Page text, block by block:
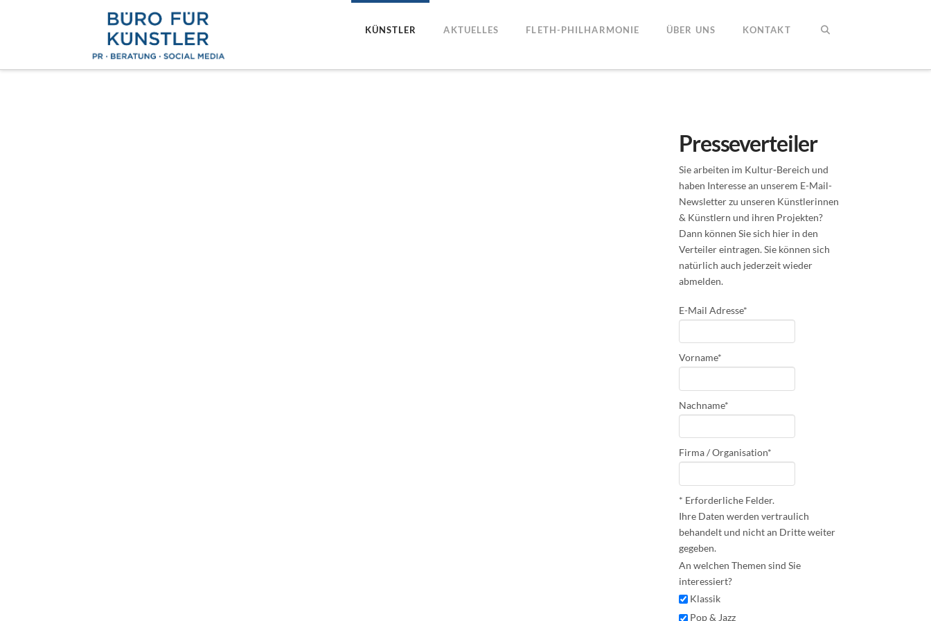
KÜNSTLER AKTUELLES FLETH-PHILHARMONIE ÜBER UNS KONTAKT
Presseverteiler
Sie arbeiten im Kultur-Bereich und
haben Interesse an unserem E-Mail-
Newsletter zu unseren Künstlerinnen
& Künstlern und ihren Projekten?
Dann können Sie sich hier in den
Verteiler eintragen. Sie können sich
natürlich auch jederzeit wieder
abmelden.
E-Mail Adresse*
Vorname*
Nachname*
Firma / Organisation*
* Erforderliche Felder.
Ihre Daten werden vertraulich
behandelt und nicht an Dritte weiter
gegeben.
An welchen Themen sind Sie
interessiert?
Klassik
Pop & Jazz